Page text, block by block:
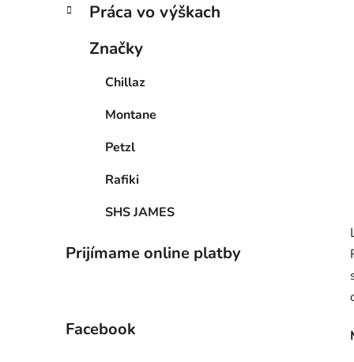
Práca vo výškach
Značky
Chillaz
Montane
Petzl
Rafiki
SHS JAMES
Prijímame online platby
Facebook